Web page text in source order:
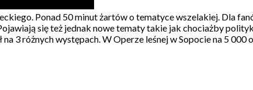
Ponad 50 minut żartów o tematyce wszelakiej. Dla
się też jednak nowe tematy takie jak chociażby
3 różnych występach. W Operze leśnej w Sopocie na 5 000